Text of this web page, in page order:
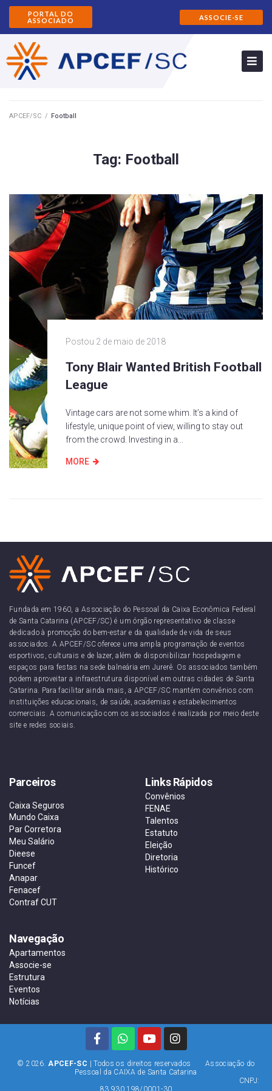
PORTAL DO
ASSOCIADO
ASSOCIE-SE
APCEF/SC / Football
Tag: Football
Postou 2 de maio de 2018
Tony Blair Wanted British Football
League
Vintage cars are not some whim. It’s a kind of
lifestyle, unique point of view, willing to stay out
from the crowd. Investing in a...
MORE
Fundada em 1960, a Associação do Pessoal da Caixa Econômica Federal
de Santa Catarina (APCEF/SC) é um órgão representativo de classe
dedicado à promoção do bem-estar e da qualidade de vida de seus
associados. A APCEF/SC oferece uma ampla programação de eventos
esportivos, culturais e de lazer, além de disponibilizar hospedagem e
espaços para festas na sede balneária em Jurerê. Os associados também
podem aproveitar a infraestrutura disponível em outras cidades de Santa
Catarina. Para facilitar ainda mais, a APCEF/SC mantém convênios com
instituições educacionais, de saúde, academias e estabelecimentos
comerciais. A comunicação com os associados é realizada por meio deste
site e redes sociais.
Parceiros
Caixa Seguros
Mundo Caixa
Par Corretora
Meu Salário
Dieese
Funcef
Anapar
Fenacef
Contraf CUT
Links Rápidos
Convênios
FENAE
Talentos
Estatuto
Eleição
Diretoria
Histórico
Navegação
Apartamentos
Associe-se
Estrutura
Eventos
Notícias
© 2026.APCEF-SC | Todos os direitos reservados Associação do
Pessoal da CAIXA de Santa Catarina
CNPJ:
83.930.198/0001-30